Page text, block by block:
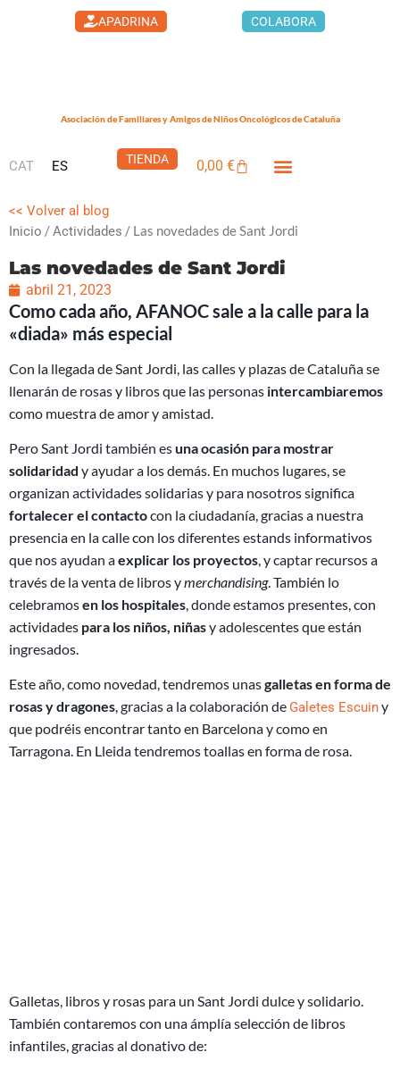
APADRINA COLABORA
Asociación de Familiares y Amigos de Niños Oncológicos de Cataluña
CAT ES TIENDA 0,00€Carrito
<< Volver al blog
Inicio /Actividades / Las novedades de Sant Jordi
Las novedades de Sant Jordi
abril 21, 2023
Como cada año, AFANOC sale a la calle para la
«diada» más especial
Con la llegada de Sant Jordi, las calles y plazas de Cataluña se
llenarán de rosas y libros que las personas intercambiaremos
como muestra de amor y amistad.
Pero Sant Jordi también esuna ocasión para mostrar
solidaridad y ayudar a los demás. En muchos lugares, se
organizan actividades solidarias y para nosotros significa
fortalecer el contactocon la ciudadanía, gracias a nuestra
presencia en la calle con los diferentes estands informativos
que nos ayudan aexplicar los proyectos, y captar recursos a
través de la venta de libros ymerchandising. También lo
celebramosen los hospitales, donde estamos presentes, con
actividades para los niños, niñasy adolescentes que están
ingresados.
Este año, como novedad, tendremos unasgalletas en forma de
rosas y dragones, gracias a la colaboración de Galetes Escuiny
que podréis encontrar tanto en Barcelona y como en
Tarragona. En Lleida tendremos toallas en forma de rosa.
Galletas, libros y rosas para un Sant Jordi dulce y solidario.
También contaremos con una ámplía selección de libros
infantiles, gracias al donativo de: